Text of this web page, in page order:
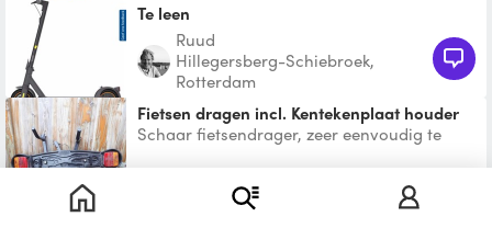
Te leen
Ruud
Hillegersberg-Schiebroek,
Rotterdam
Fietsen dragen incl. Kentekenplaat houder
Schaar fietsendrager, zeer eenvoudig te